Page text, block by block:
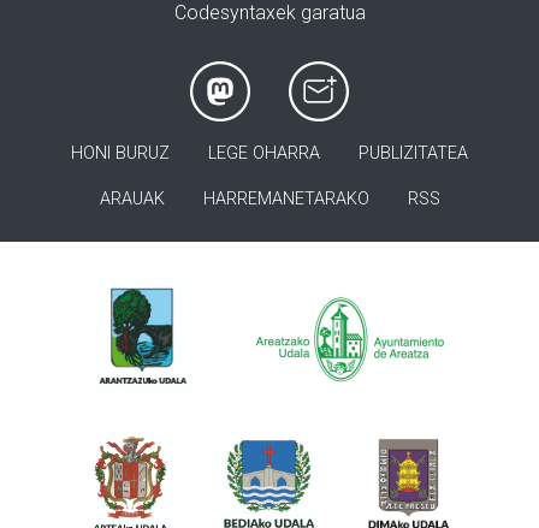
Codesyntaxek garatua
HONI BURUZ LEGE OHARRA PUBLIZITATEA
ARAUAK HARREMANETARAKO RSS